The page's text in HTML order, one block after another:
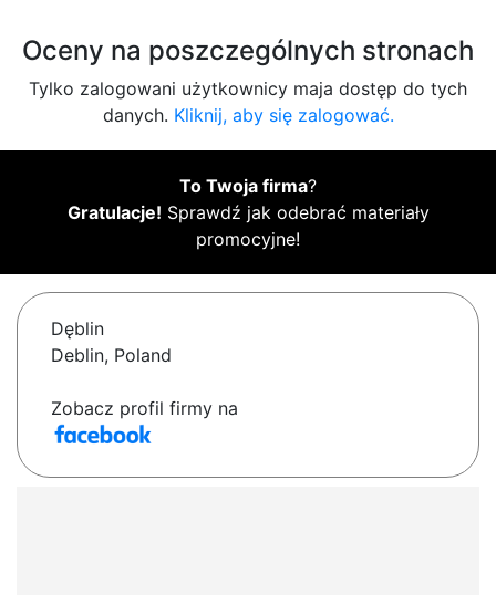
Oceny na poszczególnych stronach
Tylko zalogowani użytkownicy maja dostęp do tych
danych. Kliknij, aby się zalogować.
To Twoja firma?
Gratulacje! Sprawdź jak odebrać materiały
promocyjne!
Dęblin
Deblin, Poland
Zobacz profil firmy na